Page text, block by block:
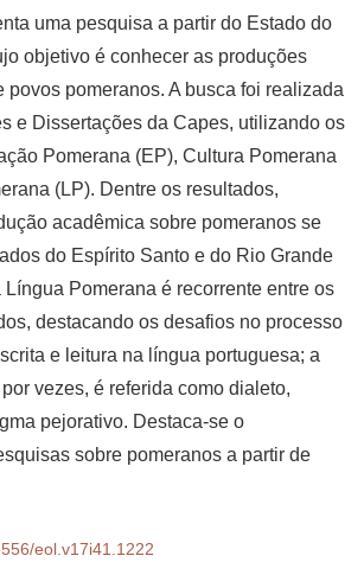
uma pesquisa a partir do Estado do
objetivo é conhecer as produções
povos pomeranos. A busca foi realizada
e Dissertações da Capes, utilizando os
Pomerana (EP), Cultura Pomerana
(LP). Dentre os resultados,
acadêmica sobre pomeranos se
do Espírito Santo e do Rio Grande
Pomerana é recorrente entre os
destacando os desafios no processo
e leitura na língua portuguesa; a
vezes, é referida como dialeto,
pejorativo. Destaca-se o
sobre pomeranos a partir de
eol.v17i41.1222